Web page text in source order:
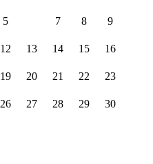
5 7 8 9
12 13 14 15 16
19 20 21 22 23
26 27 28 29 30